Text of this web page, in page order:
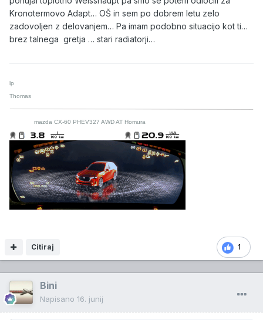
Kronotermovo Adapt… OŠ in sem po dobrem letu zelo
zadovoljen z delovanjem… Pa imam podobno situacijo kot ti…
brez talnega gretja … stari radiatorji…
1
Citiraj
lp
Thomas
mazda CX-60 PHEV327 AWD AT Homura
Bini
Napisano 16. junij